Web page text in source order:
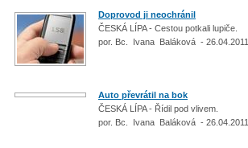
Doprovod ji neochránil
ČESKÁ LÍPA - Cestou potkali lupiče.
por. Bc. Ivana Baláková - 26.04.2011
Auto převrátil na bok
ČESKÁ LÍPA - Řídil pod vlivem.
por. Bc. Ivana Baláková - 26.04.2011